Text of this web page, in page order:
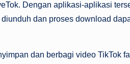
Dengan aplikasi-aplikasi
dan proses download
dan berbagi video TikTok